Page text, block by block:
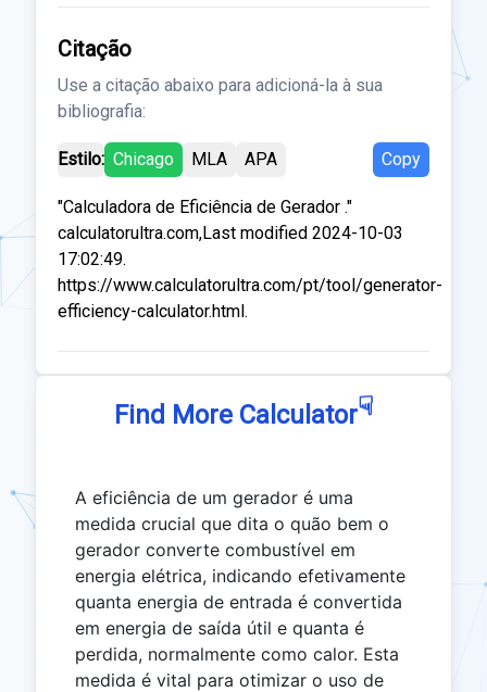
Citação
Use a citação abaixo para adicioná-la à sua
bibliografia:
Estilo: Chicago MLA APA Copy
"Calculadora de Eficiência de Gerador ."
calculatorultra.com,Last modified 2024-10-03
17:02:49.
https://www.calculatorultra.com/pt/tool/generator-
efficiency-calculator.html.
Find More Calculator☟
A eficiência de um gerador é uma
medida crucial que dita o quão bem o
gerador converte combustível em
energia elétrica, indicando efetivamente
quanta energia de entrada é convertida
em energia de saída útil e quanta é
perdida, normalmente como calor. Esta
medida é vital para otimizar o uso de